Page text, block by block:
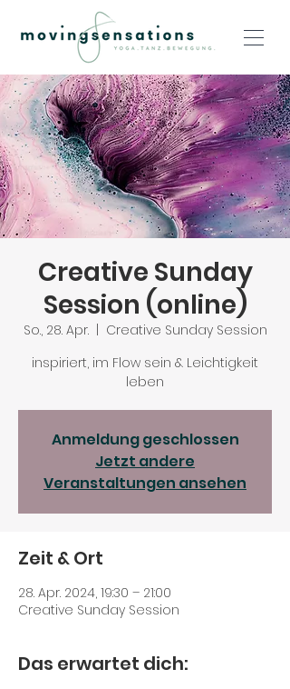
Creative Sunday
Session (online)
So., 28. Apr.
  |
Creative Sunday Session
inspiriert, im Flow sein & Leichtigkeit
leben
Anmeldung geschlossen
Jetzt andere
Veranstaltungen ansehen
Zeit & Ort
28. Apr. 2024, 19:30 – 21:00
Creative Sunday Session
Das erwartet dich: